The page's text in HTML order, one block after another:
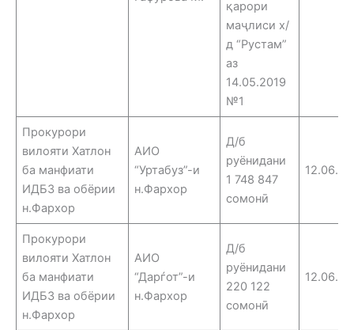
қарори
маҷлиси х/
д “Рустам”
аз
14.05.2019
№1
Прокурори
вилояти Хатлон
ба манфиати
ИДБЗ ва обёрии
н.Фархор
АИО
“Уртабуз”-и
н.Фархор
Д/б
руёнидани
1 748 847
сомонӣ
12.06.25
Прокурори
вилояти Хатлон
ба манфиати
ИДБЗ ва обёрии
н.Фархор
АИО
“Дарѓот”-и
н.Фархор
Д/б
руёнидани
220 122
сомонӣ
12.06.25